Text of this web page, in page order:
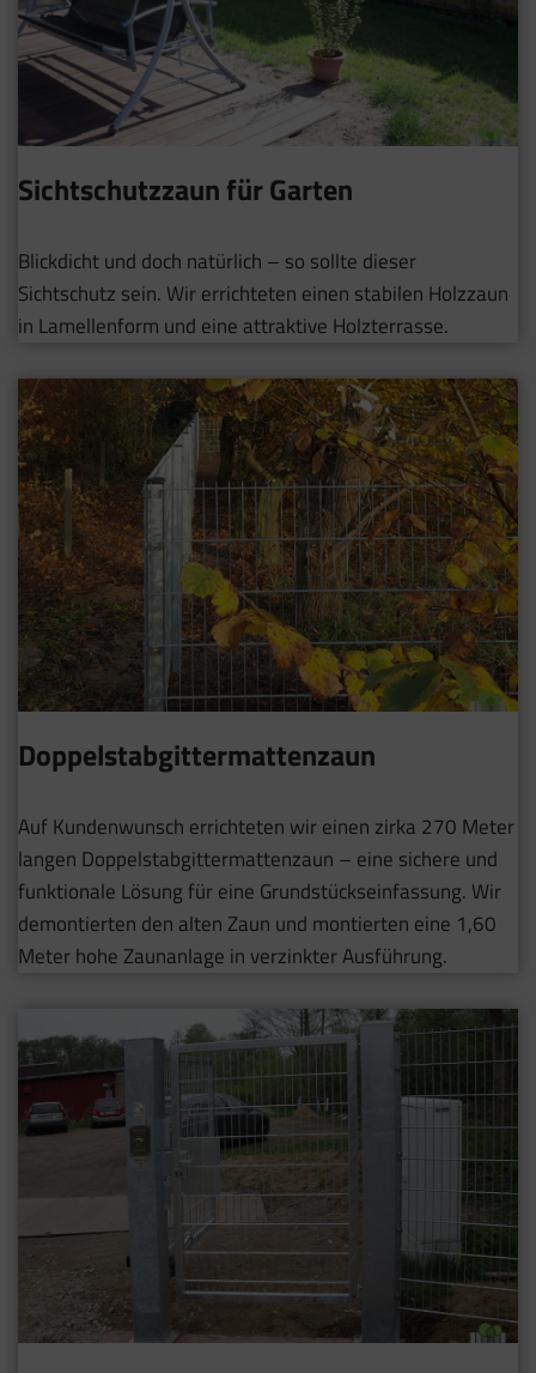
Sichtschutzzaun für Garten
Blickdicht und doch natürlich – so sollte dieser
Sichtschutz sein. Wir errichteten einen stabilen Holzzaun
in Lamellenform und eine attraktive Holzterrasse.
Doppelstabgittermattenzaun
Auf Kundenwunsch errichteten wir einen zirka 270 Meter
langen Doppelstabgittermattenzaun – eine sichere und
funktionale Lösung für eine Grundstückseinfassung. Wir
demontierten den alten Zaun und montierten eine 1,60
Meter hohe Zaunanlage in verzinkter Ausführung.